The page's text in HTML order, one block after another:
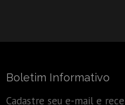
Boletim Informativo
Cadastre seu e-mail e